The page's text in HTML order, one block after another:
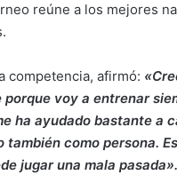
reúne a los mejores
competencia, afirmó:
voy a entrenar
ha ayudado bastante a
también como persona.
jugar una mala pasada».